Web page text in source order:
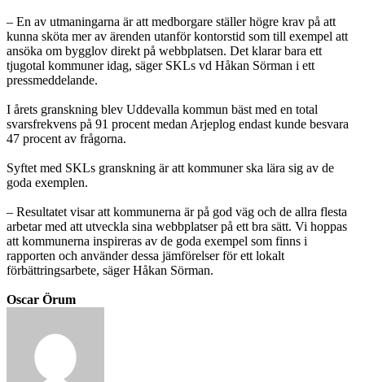
– En av utmaningarna är att medborgare ställer högre krav på att
kunna sköta mer av ärenden utanför kontorstid som till exempel att
ansöka om bygglov direkt på webbplatsen. Det klarar bara ett
tjugotal kommuner idag, säger SKLs vd Håkan Sörman i ett
pressmeddelande.
I årets granskning blev Uddevalla kommun bäst med en total
svarsfrekvens på 91 procent medan Arjeplog endast kunde besvara
47 procent av frågorna.
Syftet med SKLs granskning är att kommuner ska lära sig av de
goda exemplen.
– Resultatet visar att kommunerna är på god väg och de allra flesta
arbetar med att utveckla sina webbplatser på ett bra sätt. Vi hoppas
att kommunerna inspireras av de goda exempel som finns i
rapporten och använder dessa jämförelser för ett lokalt
förbättringsarbete, säger Håkan Sörman.
Oscar Örum